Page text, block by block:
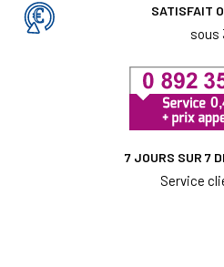
SATISFAIT
sous
7 JOURS SUR 7
Service